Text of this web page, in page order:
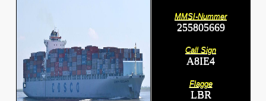
MMSI-Nummer
255805669
Call Sign
A8IE4
Flagge
LBR